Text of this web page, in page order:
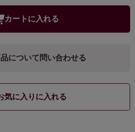
カートに入れる
について問い合わせる
気に入りに入れる